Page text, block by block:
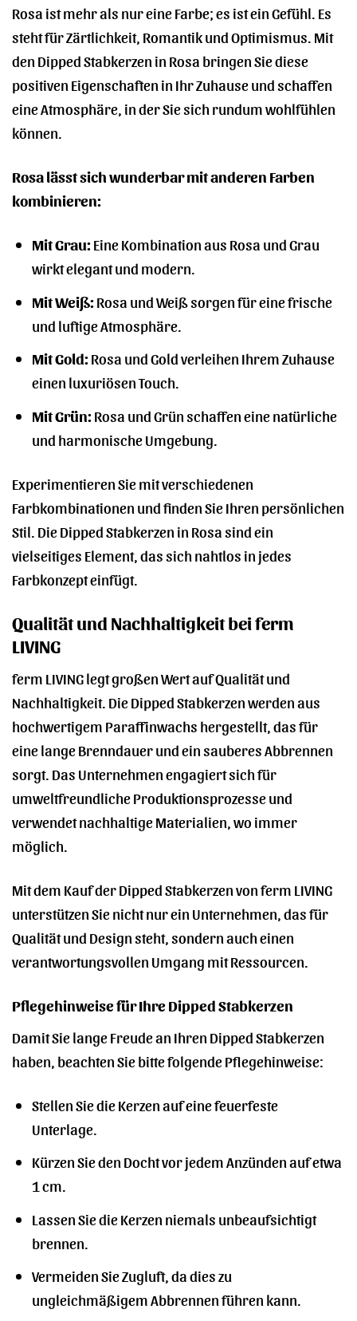
Rosa ist mehr als nur eine Farbe; es ist ein Gefühl. Es
steht für Zärtlichkeit, Romantik und Optimismus. Mit
den Dipped Stabkerzen in Rosa bringen Sie diese
positiven Eigenschaften in Ihr Zuhause und schaffen
eine Atmosphäre, in der Sie sich rundum wohlfühlen
können.
Rosa lässt sich wunderbar mit anderen Farben
kombinieren:
Mit Grau:Eine Kombination aus Rosa und Grau
wirkt elegant und modern.
Mit Weiß:Rosa und Weiß sorgen für eine frische
und luftige Atmosphäre.
Mit Gold:Rosa und Gold verleihen Ihrem Zuhause
einen luxuriösen Touch.
Mit Grün:Rosa und Grün schaffen eine natürliche
und harmonische Umgebung.
Experimentieren Sie mit verschiedenen
Farbkombinationen und finden Sie Ihren persönlichen
Stil. Die Dipped Stabkerzen in Rosa sind ein
vielseitiges Element, das sich nahtlos in jedes
Farbkonzept einfügt.
Qualität und Nachhaltigkeit bei ferm
LIVING
ferm LIVING legt großen Wert auf Qualität und
Nachhaltigkeit. Die Dipped Stabkerzen werden aus
hochwertigem Paraffinwachs hergestellt, das für
eine lange Brenndauer und ein sauberes Abbrennen
sorgt. Das Unternehmen engagiert sich für
umweltfreundliche Produktionsprozesse und
verwendet nachhaltige Materialien, wo immer
möglich.
Mit dem Kauf der Dipped Stabkerzen von ferm LIVING
unterstützen Sie nicht nur ein Unternehmen, das für
Qualität und Design steht, sondern auch einen
verantwortungsvollen Umgang mit Ressourcen.
Pflegehinweise für Ihre Dipped Stabkerzen
Damit Sie lange Freude an Ihren Dipped Stabkerzen
haben, beachten Sie bitte folgende Pflegehinweise:
Stellen Sie die Kerzen auf eine feuerfeste
Unterlage.
Kürzen Sie den Docht vor jedem Anzünden auf etwa
1 cm.
Lassen Sie die Kerzen niemals unbeaufsichtigt
brennen.
Vermeiden Sie Zugluft, da dies zu
ungleichmäßigem Abbrennen führen kann.